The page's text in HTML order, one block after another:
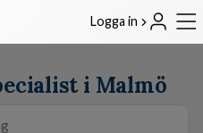
Logga in
i Malmö